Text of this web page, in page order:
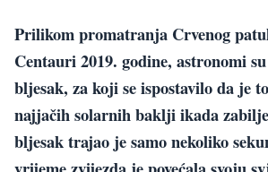
Prilikom promatranja Crvenog
Centauri 2019. godine, astronomi
bljesak, za koji se ispostavilo da je
najjačih solarnih baklji ikada
bljesak trajao je samo nekoliko